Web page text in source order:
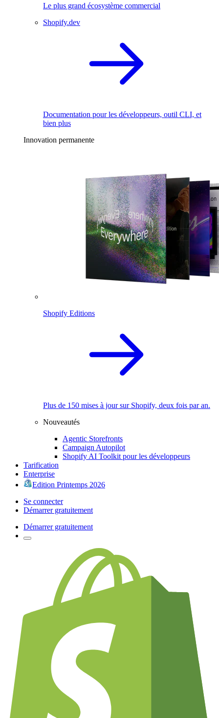
Le plus grand écosystème commercial
Shopify.dev
Documentation pour les développeurs, outil CLI, et
bien plus
Innovation permanente
Shopify Editions
Plus de 150 mises à jour sur Shopify, deux fois par an.
Nouveautés
Agentic Storefronts
Campaign Autopilot
Shopify AI Toolkit pour les développeurs
Tarification
Enterprise
Edition Printemps 2026
Se connecter
Démarrer gratuitement
Démarrer gratuitement